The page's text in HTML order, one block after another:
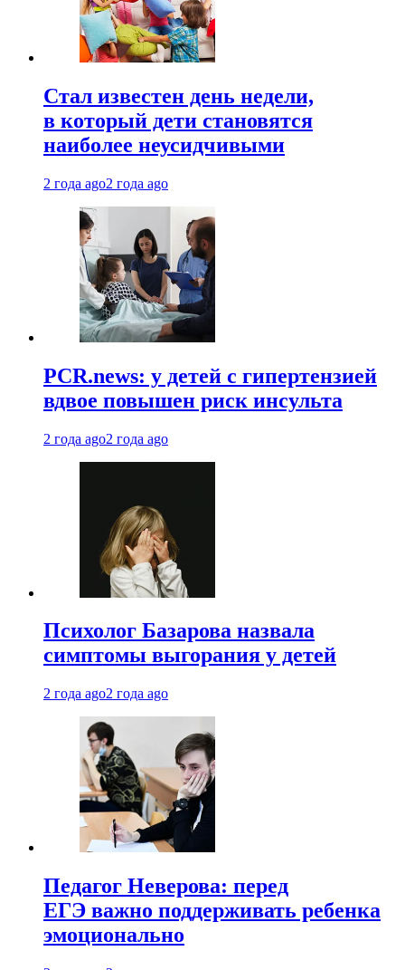
Стал известен день недели,
в который дети становятся
наиболее неусидчивыми
2 года ago2 года ago
PCR.news: у детей с гипертензией
вдвое повышен риск инсульта
2 года ago2 года ago
Психолог Базарова назвала
симптомы выгорания у детей
2 года ago2 года ago
Педагог Неверова: перед
ЕГЭ важно поддерживать ребенка
эмоционально